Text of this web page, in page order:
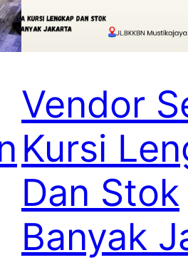
Vendor
Kursi
Dan Stok
Banyak